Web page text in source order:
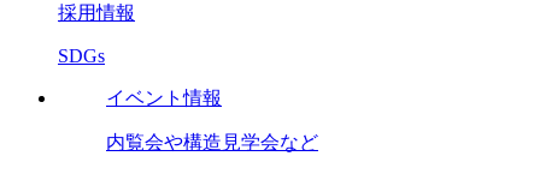
採用情報
SDGs
イベント情報
内覧会や構造見学会など